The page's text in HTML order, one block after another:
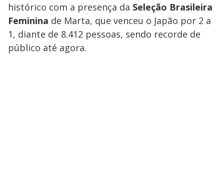
histórico com a presença da Seleção Brasileira
Feminina de Marta, que venceu o Japão por 2 a
1, diante de 8.412 pessoas, sendo recorde de
público até agora.